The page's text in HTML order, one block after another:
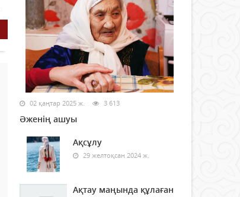
02 қаңтар 2025 ж. 3 613
Әженің ашуы
Ақсұлу
29 желтоқсан 2024 ж.
Ақтау маңында құлаған